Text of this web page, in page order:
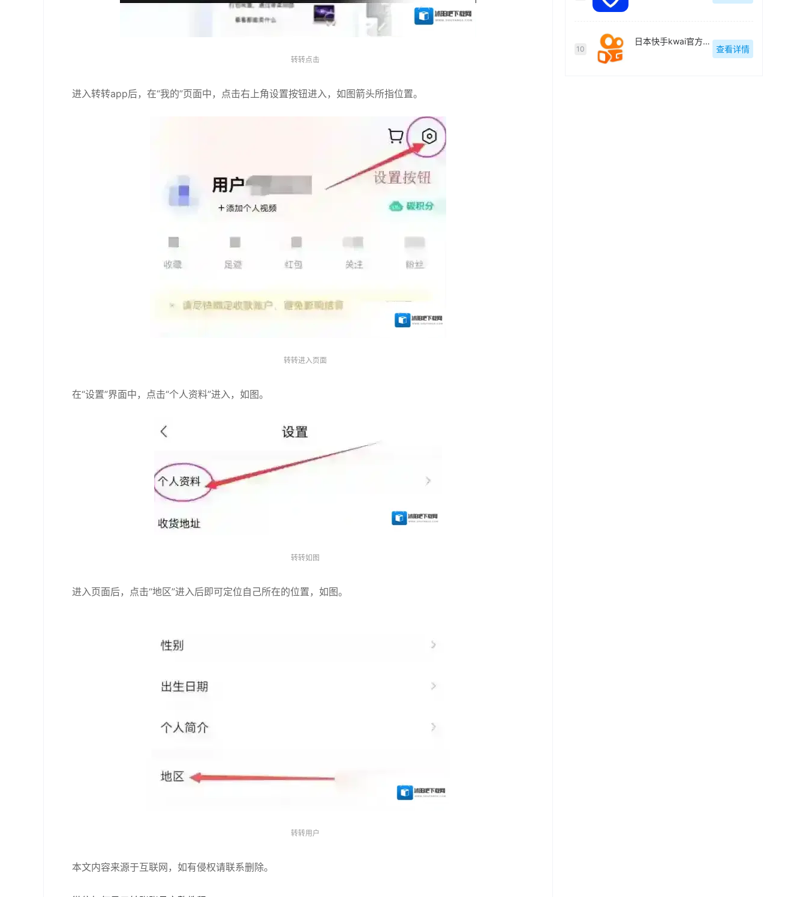
转转点击
进入转转app后，在“我的”页面中，点击右上角设置按钮进入，如图箭头所指位置。
转转进入页面
在“设置”界面中，点击“个人资料”进入，如图。
转转如图
进入页面后，点击“地区”进入后即可定位自己所在的位置，如图。
转转用户
本文内容来源于互联网，如有侵权请联系删除。
10
日本快手kwai官方最新版
查看详情